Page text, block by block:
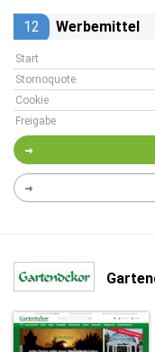
12 Werbemittel
Start
Stornoquote
Cookie
Freigabe